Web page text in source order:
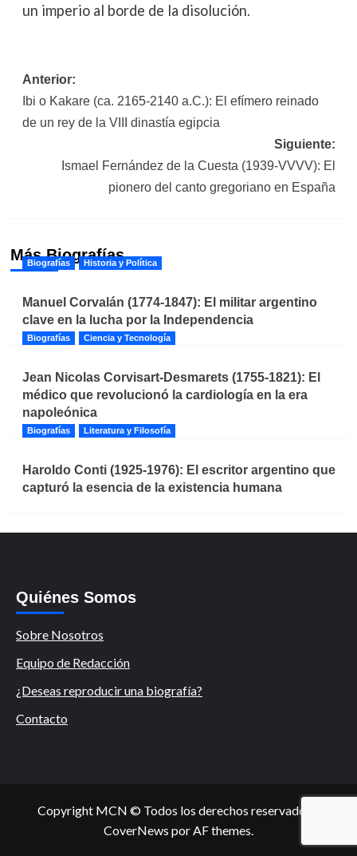
un imperio al borde de la disolución.
Navegación
de
entradas
Anterior:
Ibi o Kakare (ca. 2165-2140 a.C.): El efímero reinado
de un rey de la VIII dinastía egipcia
Siguiente:
Ismael Fernández de la Cuesta (1939-VVVV): El
pionero del canto gregoriano en España
Más Biografías
Biografías Historia y Política
Manuel Corvalán (1774-1847): El militar argentino
clave en la lucha por la Independencia
Biografías Ciencia y Tecnología
Jean Nicolas Corvisart-Desmarets (1755-1821): El
médico que revolucionó la cardiología en la era
napoleónica
Biografías Literatura y Filosofía
Haroldo Conti (1925-1976): El escritor argentino que
capturó la esencia de la existencia humana
Quiénes Somos
Sobre Nosotros
Equipo de Redacción
¿Deseas reproducir una biografía?
Contacto
Copyright MCN © Todos los derechos reservados.
CoverNews por AF themes.